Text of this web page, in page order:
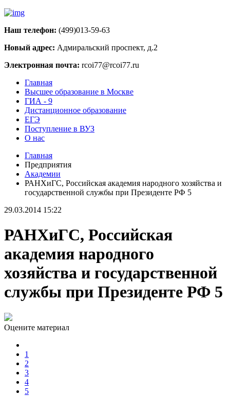
Наш телефон: (499)013-59-63
Новый адрес: Адмиральский проспект, д.2
Электронная почта: rcoi77@rcoi77.ru
Главная
Высшее образование в Москве
ГИА - 9
Дистанционное образование
ЕГЭ
Поступление в ВУЗ
О нас
Главная
Предприятия
Академии
РАНХиГС, Российская академия народного хозяйства и
государственной службы при Президенте РФ 5
29.03.2014 15:22
РАНХиГС, Российская
академия народного
хозяйства и государственной
службы при Президенте РФ 5
Оцените материал
1
2
3
4
5